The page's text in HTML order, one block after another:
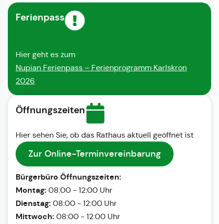
Ferienpass
Hier geht es zum
Nupian Ferienpass – Ferienprogramm Karlskron
2026
Öffnungszeiten
Hier sehen Sie, ob das Rathaus aktuell geöffnet ist
Zur Online-Terminvereinbarung
Bürgerbüro Öffnungszeiten:
Montag: 08:00 - 12:00 Uhr
Dienstag: 08:00 - 12:00 Uhr
Mittwoch: 08:00 - 12:00 Uhr